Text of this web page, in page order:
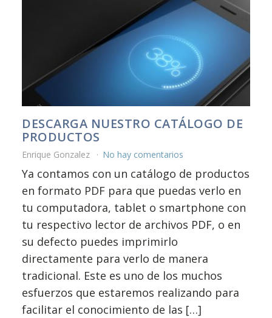
DESCARGA NUESTRO CATÁLOGO DE
PRODUCTOS
Enrique Gonzalez No hay comentarios
Ya contamos con un catálogo de productos
en formato PDF para que puedas verlo en
tu computadora, tablet o smartphone con
tu respectivo lector de archivos PDF, o en
su defecto puedes imprimirlo
directamente para verlo de manera
tradicional. Este es uno de los muchos
esfuerzos que estaremos realizando para
facilitar el conocimiento de las […]